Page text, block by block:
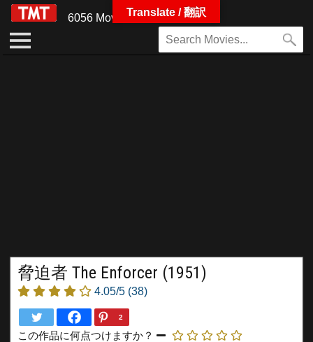
6056 Movies
脅迫者 The Enforcer (1951)
4.05/5 (38)
2
この作品に何点つけますか？
Translate / 翻訳